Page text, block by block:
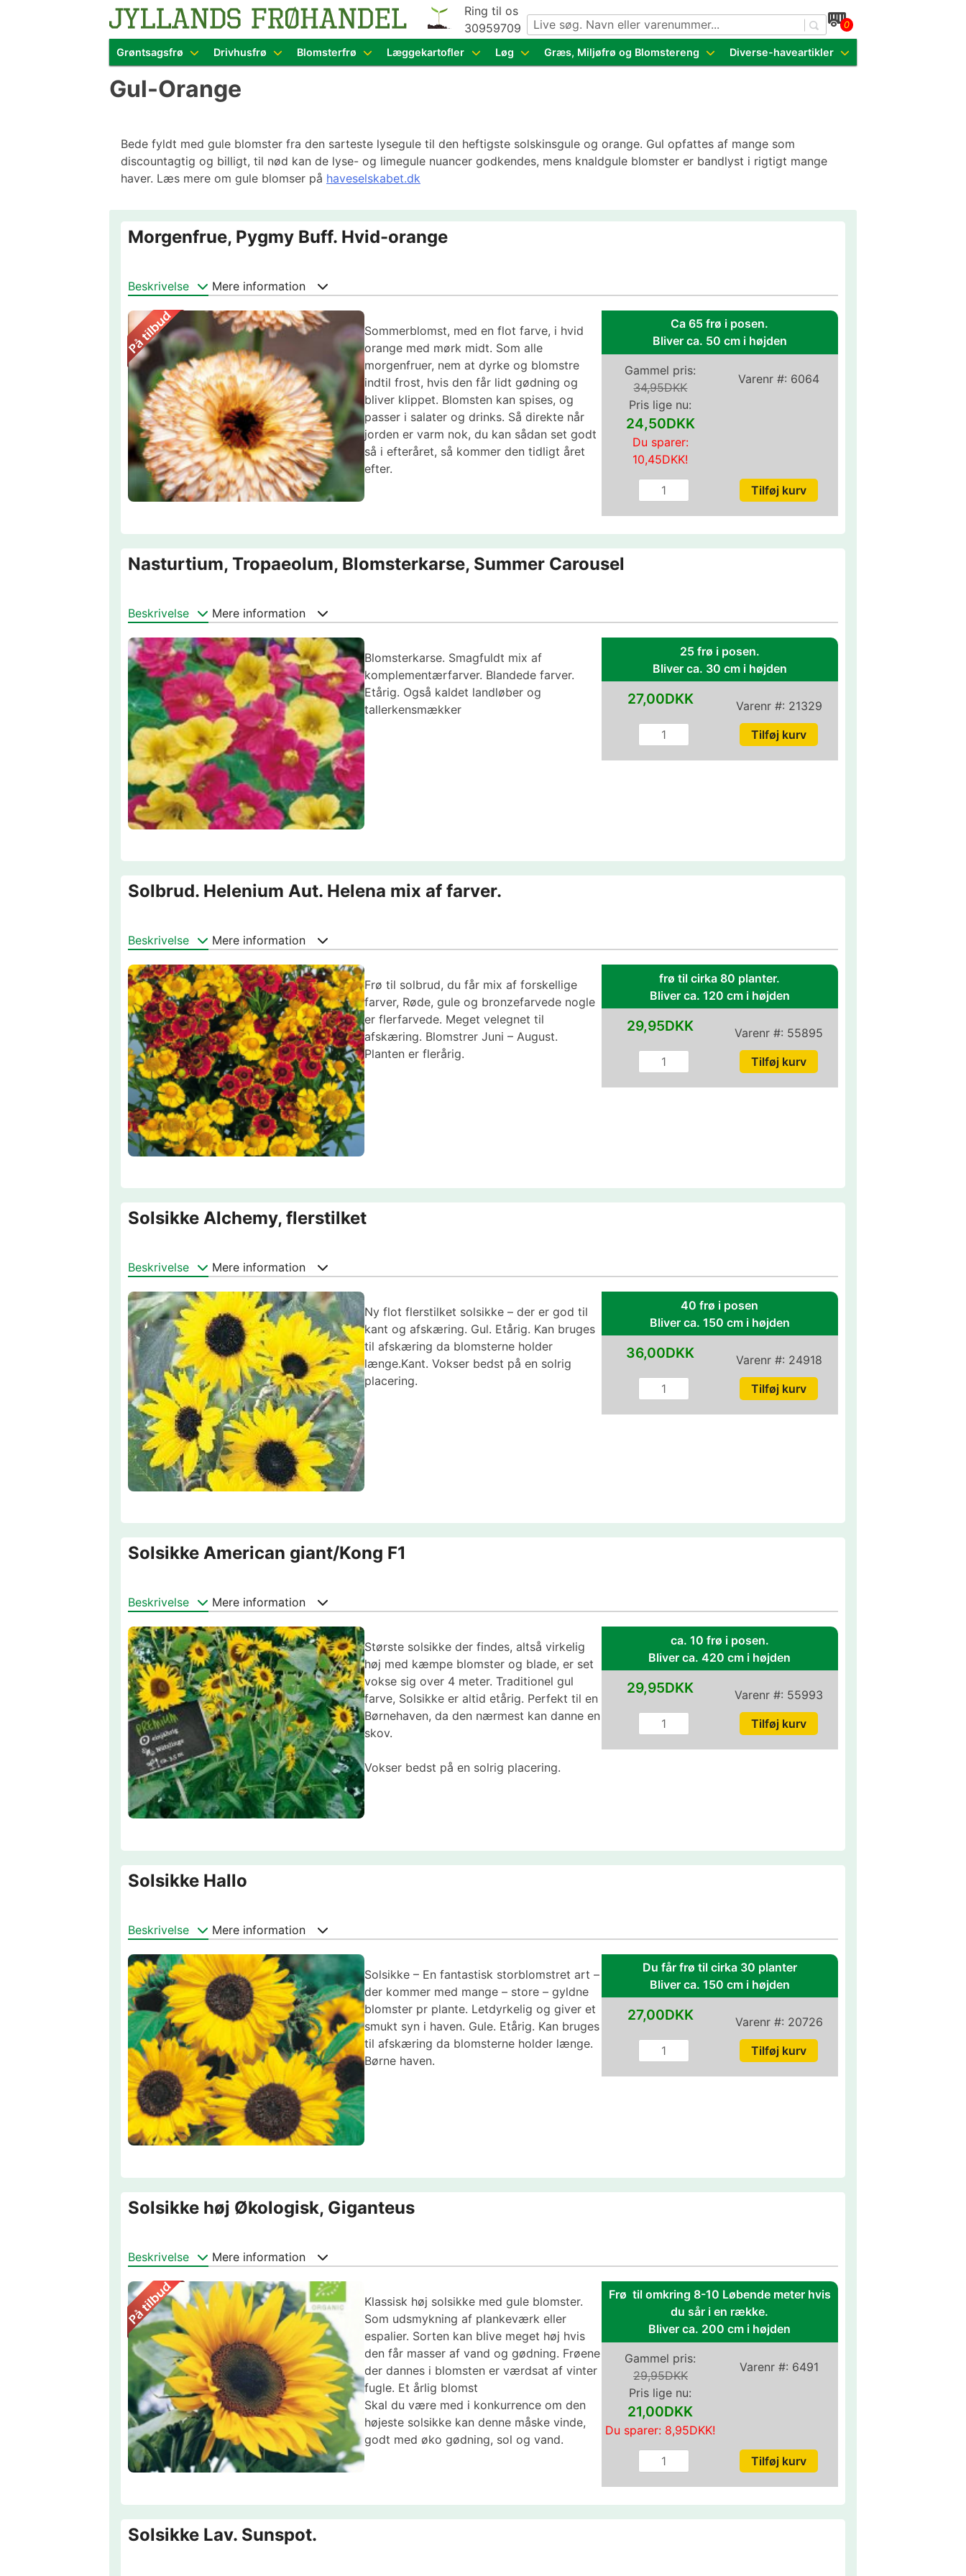
Skip
to
Blomster- og grøntsagsfrø fra hele Europa – få adgang til 1.229 spændende sorter
Ring til os
30959709
0
Grøntsagsfrø Drivhusfrø Blomsterfrø Læggekartofler Løg Græs, Miljøfrø og Blomstereng Diverse-haveartikler
Gul-Orange
Bede fyldt med gule blomster fra den sarteste lysegule til den heftigste solskinsgule og orange. Gul opfattes af mange som
discountagtig og billigt, til nød kan de lyse- og limegule nuancer godkendes, mens knaldgule blomster er bandlyst i rigtigt mange
haver. Læs mere om gule blomser på haveselskabet.dk
Morgenfrue, Pygmy Buff. Hvid-orange
Beskrivelse Mere information
Sommerblomst, med en flot farve, i hvid
orange med mørk midt. Som alle
morgenfruer, nem at dyrke og blomstre
indtil frost, hvis den får lidt gødning og
bliver klippet. Blomsten kan spises, og
passer i salater og drinks. Så direkte når
jorden er varm nok, du kan sådan set godt
så i efteråret, så kommer den tidligt året
efter.
Ca 65 frø i posen.
Bliver ca. 50 cm i højden
Varenr #: 6064
Gammel pris:
34,95DKK
Pris lige nu:
24,50DKK
Du sparer:
10,45DKK!
Nasturtium, Tropaeolum, Blomsterkarse, Summer Carousel
Beskrivelse Mere information
Blomsterkarse. Smagfuldt mix af
komplementærfarver. Blandede farver.
Etårig. Også kaldet landløber og
tallerkensmækker
25 frø i posen.
Bliver ca. 30 cm i højden
Varenr #: 21329
27,00DKK
Solbrud. Helenium Aut. Helena mix af farver.
Beskrivelse Mere information
Frø til solbrud, du får mix af forskellige
farver, Røde, gule og bronzefarvede nogle
er flerfarvede. Meget velegnet til
afskæring. Blomstrer Juni – August.
Planten er flerårig.
frø til cirka 80 planter.
Bliver ca. 120 cm i højden
Varenr #: 55895
29,95DKK
Solsikke Alchemy, flerstilket
Beskrivelse Mere information
Ny flot flerstilket solsikke – der er god til
kant og afskæring. Gul. Etårig. Kan bruges
til afskæring da blomsterne holder
længe.Kant. Vokser bedst på en solrig
placering.
40 frø i posen
Bliver ca. 150 cm i højden
Varenr #: 24918
36,00DKK
Solsikke American giant/Kong F1
Beskrivelse Mere information
Største solsikke der findes, altså virkelig
høj med kæmpe blomster og blade, er set
vokse sig over 4 meter. Traditionel gul
farve, Solsikke er altid etårig. Perfekt til en
Børnehaven, da den nærmest kan danne en
skov.
Vokser bedst på en solrig placering.
ca. 10 frø i posen.
Bliver ca. 420 cm i højden
Varenr #: 55993
29,95DKK
Solsikke Hallo
Beskrivelse Mere information
Solsikke – En fantastisk storblomstret art –
der kommer med mange – store – gyldne
blomster pr plante. Letdyrkelig og giver et
smukt syn i haven. Gule. Etårig. Kan bruges
til afskæring da blomsterne holder længe.
Børne haven.
Du får frø til cirka 30 planter
Bliver ca. 150 cm i højden
Varenr #: 20726
27,00DKK
Solsikke høj Økologisk, Giganteus
Beskrivelse Mere information
Klassisk høj solsikke med gule blomster.
Som udsmykning af plankeværk eller
espalier. Sorten kan blive meget høj hvis
den får masser af vand og gødning. Frøene
der dannes i blomsten er værdsat af vinter
fugle. Et årlig blomst
Skal du være med i konkurrence om den
højeste solsikke kan denne måske vinde,
godt med øko gødning, sol og vand.
Frø til omkring 8-10 Løbende meter hvis
du sår i en række.
Bliver ca. 200 cm i højden
Varenr #: 6491
Gammel pris:
29,95DKK
Pris lige nu:
21,00DKK
Du sparer: 8,95DKK!
Solsikke Lav. Sunspot.